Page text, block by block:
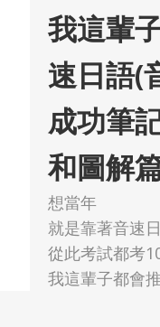
我這輩
速日語(
成功筆
和圖解
想當年
就是靠著音速
從此考試都考
我這輩子都會